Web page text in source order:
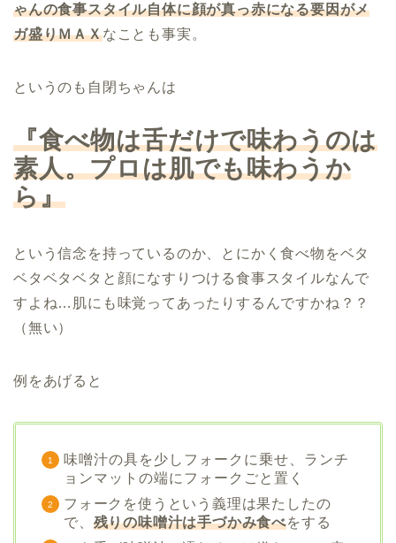
ゃんの食事スタイル自体に顔が真っ赤になる要因がメ
ガ盛りＭＡＸなことも事実。
というのも自閉ちゃんは
『食べ物は舌だけで味わうのは
素人。プロは肌でも味わうか
ら』
という信念を持っているのか、とにかく食べ物をベタ
ベタベタベタと顔になすりつける食事スタイルなんで
すよね…肌にも味覚ってあったりするんですかね？？
（無い）
例をあげると
味噌汁の具を少しフォークに乗せ、ランチ
ョンマットの端にフォークごと置く
フォークを使うという義理は果たしたの
で、 残りの味噌汁は手づかみ食べをする